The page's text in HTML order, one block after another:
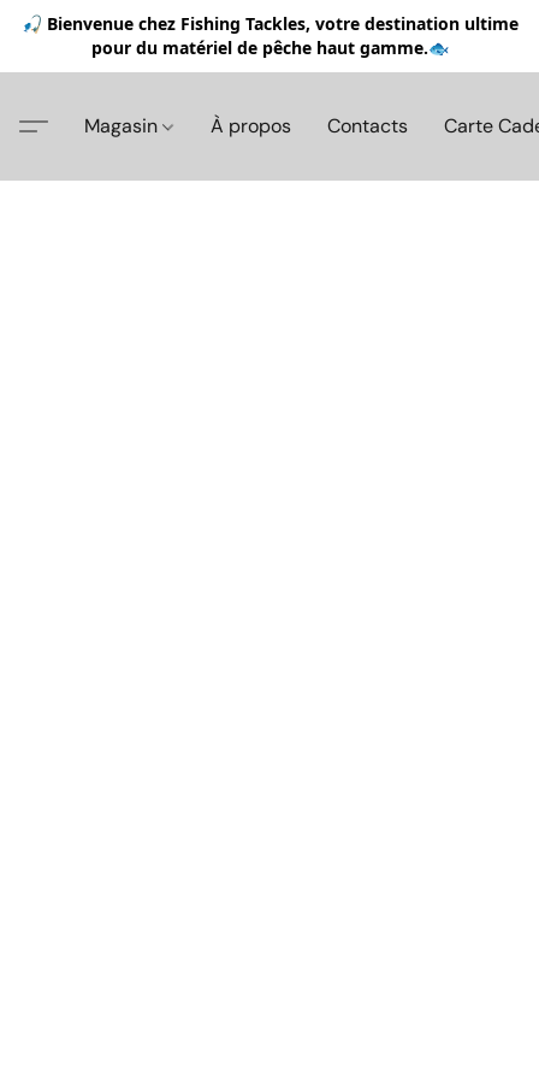
🎣 Bienvenue chez Fishing Tackles, votre destination ultime
pour du matériel de pêche haut gamme.🐟
Magasin À propos Contacts Carte